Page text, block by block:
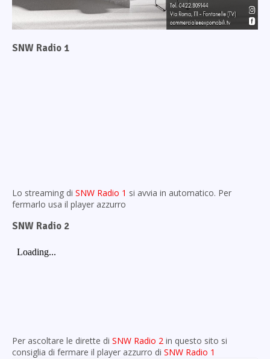
SNW Radio 1
Lo streaming di SNW Radio 1 si avvia in automatico. Per
fermarlo usa il player azzurro
SNW Radio 2
Per ascoltare le dirette di SNW Radio 2 in questo sito si
consiglia di fermare il player azzurro di SNW Radio 1